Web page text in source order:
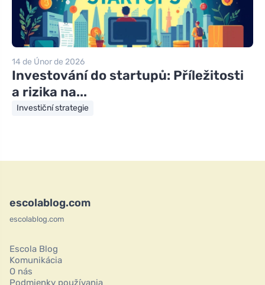
14 de Únor de 2026
Investování do startupů: Příležitosti
a rizika na...
Investiční strategie
escolablog.com
escolablog.com
Escola Blog
Komunikácia
O nás
Podmienky používania